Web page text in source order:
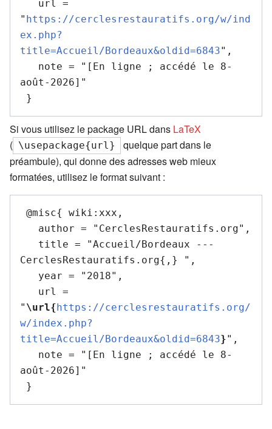
" https://cerclesrestauratifs.org/w/ind
ex.php?
title=Accueil/Bordeaux&oldid=6843",
août-2026]"
Si vous utilisez le package URL dans LaTeX
( \usepackage{url}
quelque part dans le
préambule), qui donne des adresses web mieux
formatées, utilisez le format suivant :
CerclesRestauratifs.org{,} ",
" \url{ https://cerclesrestauratifs.org/
w/index.php?
title=Accueil/Bordeaux&oldid=6843}",
août-2026]"